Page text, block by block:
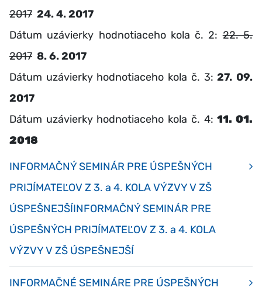
2017 24. 4. 2017
Dátum uzávierky hodnotiaceho kola č. 2:22. 5.
2017 8. 6. 2017
Dátum uzávierky hodnotiaceho kola č. 3:27. 09.
2017
Dátum uzávierky hodnotiaceho kola č. 4:11. 01.
2018
INFORMAČNÝ SEMINÁR PRE ÚSPEŠNÝCH
PRIJÍMATEĽOV Z 3. a 4. KOLA VÝZVY V ZŠ
ÚSPEŠNEJŠÍINFORMAČNÝ SEMINÁR PRE
ÚSPEŠNÝCH PRIJÍMATEĽOV Z 3. a 4. KOLA
VÝZVY V ZŠ ÚSPEŠNEJŠÍ
INFORMAČNÉ SEMINÁRE PRE ÚSPEŠNÝCH